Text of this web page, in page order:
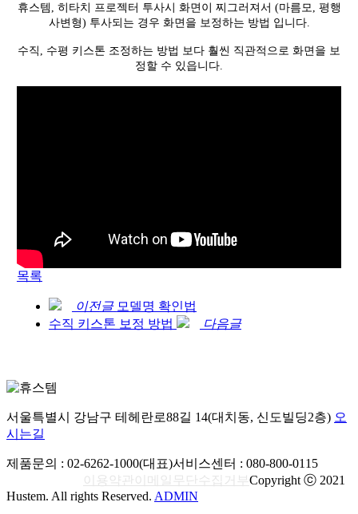
휴스템, 히타치 프로젝터 투사시 화면이 찌그러져서 (마름모, 평행
사변형) 투사되는 경우 화면을 보정하는 방법 입니다.
수직, 수평 키스톤 조정하는 방법 보다 훨씬 직관적으로 화면을 보
정할 수 있읍니다.
목록
이전글 모델명 확인법
수직 키스톤 보정 방법
다음글
서울특별시 강남구 테헤란로88길 14(대치동, 신도빌딩2층) 오
시는길
제품문의 : 02-6262-1000(대표)서비스센터 : 080-800-0115
이용약관 이메일무단수집거부Copyright ⓒ 2021
Hustem. All rights Reserved. ADMIN